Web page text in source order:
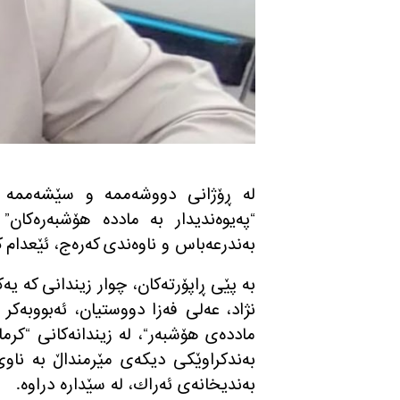
له‌ ڕۆژانی دووشه‌ممه‌ و سێشه‌ممه‌ ٢٥ و ٢٦ی خاكه‌لێوه‌ی ١٤٠٤، ٥ به‌ندكراو به‌
“په‌یوه‌ندیدار به‌ مادده‌ هۆشبه‌ره‌كان
به‌ندرعه‌باس و ناوه‌ندی كه‌ره‌ج، ئێعدام
به‌ پێی ڕاپۆرته‌كان، چوار زیندانی كه‌
نژاد، عه‌لی فه‌زا دووستیان،
مادده‌ی هۆشبه‌ر“، له‌ زیندانه‌كانی “
به‌ندكراوێكی دیكه‌ی مێرمنداڵ به‌
به‌ندیخانه‌ی ئه‌راك، له‌ سێداره‌ دراوه‌.